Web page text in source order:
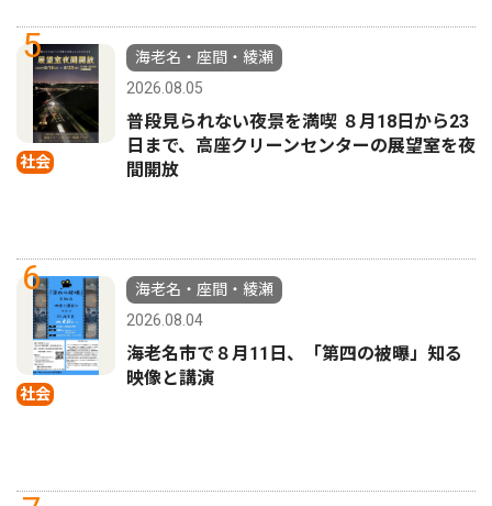
5
社会
海老名・座間・綾瀬
2026.08.05
普段見られない夜景を満喫 ８月18日から23
日まで、高座クリーンセンターの展望室を夜
間開放
6
社会
海老名・座間・綾瀬
2026.08.04
海老名市で８月11日、「第四の被曝」知る
映像と講演